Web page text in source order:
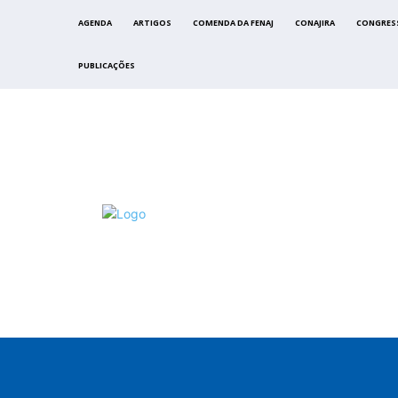
AGENDA ARTIGOS COMENDA DA FENAJ CONAJIRA
PUBLICAÇÕES